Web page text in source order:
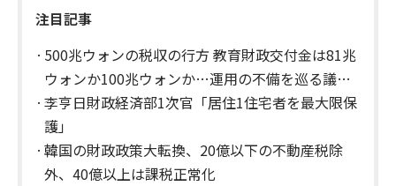
注目記事
500兆ウォンの税収の行方 教育財政交付金は81兆
ウォンか100兆ウォンか…運用の不備を巡る議論
の中で算定方式が焦点に
李亨日財政経済部1次官「居住1住宅者を最大限保
護」
韓国の財政政策大転換、20億以下の不動産税除
外、40億以上は課税正常化